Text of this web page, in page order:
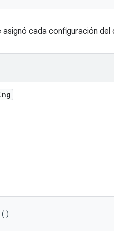
cada configuración del
()